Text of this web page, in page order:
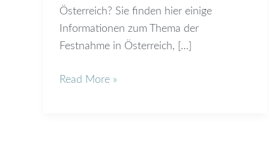
Österreich? Sie finden hier einige
Informationen zum Thema der
Festnahme in Österreich, […]
Read More »